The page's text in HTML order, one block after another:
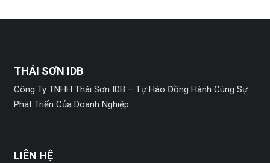
THÁI SƠN IDB
Công Ty TNHH Thái Sơn IDB – Tự Hào Đồng Hành Cùng Sự
Phát Triển Của Doanh Nghiệp
LIÊN HỆ